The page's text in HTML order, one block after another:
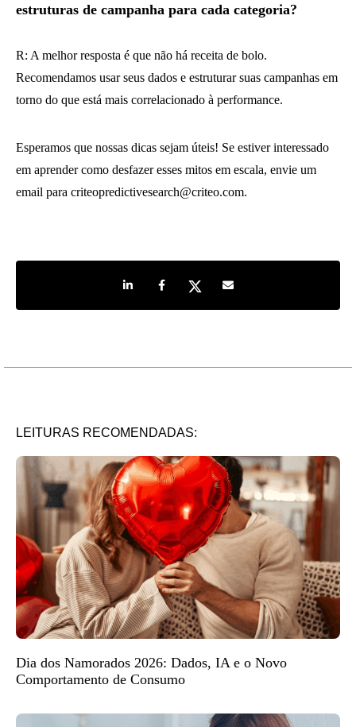
estruturas de campanha para cada categoria?
R: A melhor resposta é que não há receita de bolo.
Recomendamos usar seus dados e estruturar suas campanhas em
torno do que está mais correlacionado à performance.
Esperamos que nossas dicas sejam úteis! Se estiver interessado
em aprender como desfazer esses mitos em escala, envie um
email para criteopredictivesearch@criteo.com.
Share on LinkedIn
Share on Facebook
Share on TwitterShare by e-mail
LEITURAS RECOMENDADAS:
Dia dos Namorados 2026: Dados, IA e o Novo
Comportamento de Consumo